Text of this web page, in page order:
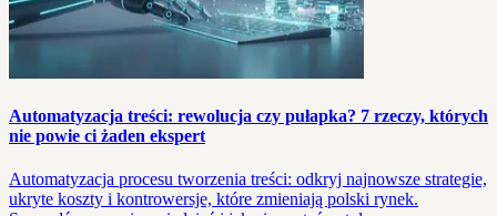
Automatyzacja treści: rewolucja czy pułapka? 7 rzeczy, których
nie powie ci żaden ekspert
Automatyzacja procesu tworzenia treści: odkryj najnowsze strategie,
ukryte koszty i kontrowersje, które zmieniają polski rynek.